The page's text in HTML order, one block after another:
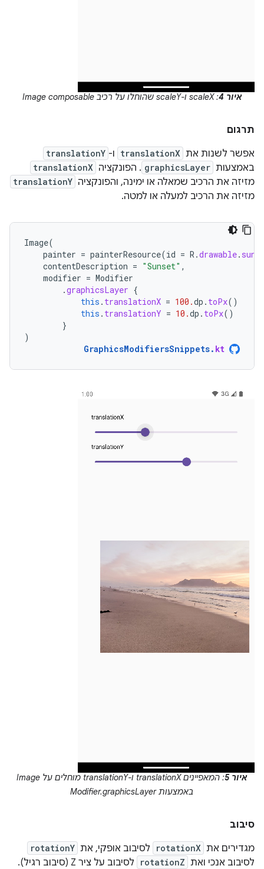
איור 4 : scaleX ו-scaleY שהוחלו על רכיב Image composable
תרגום
אפשר לשנות את translationX ו- translationY
באמצעות graphicsLayer . הפונקציה translationX
מזיזה את הרכיב שמאלה או ימינה, והפונקציה translationY
מזיזה את הרכיב למעלה או למטה.
Image(
painter = painterResource(id = R .drawable.
contentDescription = "Sunset" ,
modifier = Modifier
.graphicsLayer {
this . translationX = 100.dp . toPx()
this . translationY = 10.dp . toPx()
}
)
GraphicsModifiersSnippets. kt
איור 5
: המאפיינים translationX ו-translationY מוחלים על Image
באמצעות Modifier.graphicsLayer
סיבוב
מגדירים את rotationX לסיבוב אופקי, את rotationY
לסיבוב אנכי ואת rotationZ
לסיבוב על ציר Z (סיבוב רגיל).